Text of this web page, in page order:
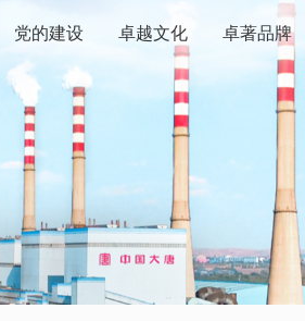
党的建设 卓越文化 卓著品牌